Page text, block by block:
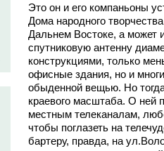
Это он и его компаньоны
Дома народного
Дальнем Востоке, а может
спутниковую антенну
конструкциями, только
офисные здания, но и
обыденной вещью. Но
краевого масштаба. О ней
местным телеканалам,
чтобы поглазеть на
бартеру, правда, на